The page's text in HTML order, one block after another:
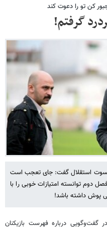
کن تو را دعوت کند
گرفتم!
استقلال گفت: جای تعجب است
دوم توانسته امتیازات خوبی را با
پوش داشته باشد!
گفت‌وگویی درباره فهرست بازیکنان